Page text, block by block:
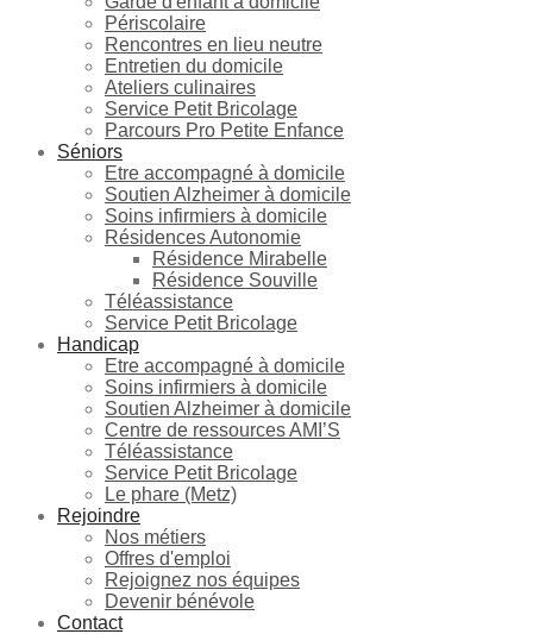
Périscolaire
Rencontres en lieu neutre
Entretien du domicile
Ateliers culinaires
Service Petit Bricolage
Parcours Pro Petite Enfance
Séniors
Etre accompagné à domicile
Soutien Alzheimer à domicile
Soins infirmiers à domicile
Résidences Autonomie
Résidence Mirabelle
Résidence Souville
Téléassistance
Service Petit Bricolage
Handicap
Etre accompagné à domicile
Soins infirmiers à domicile
Soutien Alzheimer à domicile
Centre de ressources AMI’S
Téléassistance
Service Petit Bricolage
Le phare (Metz)
Rejoindre
Nos métiers
Offres d'emploi
Rejoignez nos équipes
Devenir bénévole
Contact